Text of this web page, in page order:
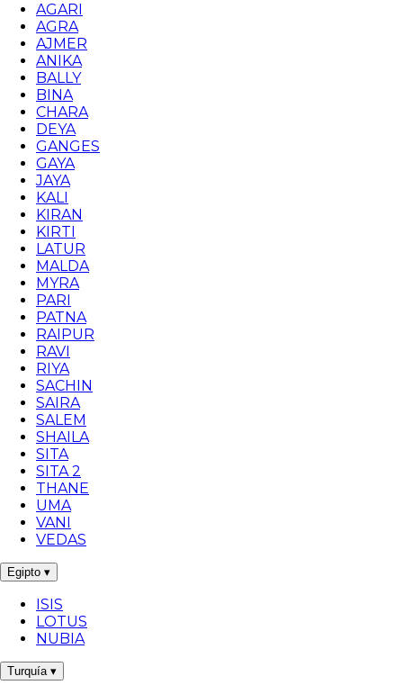
AGARI
AGRA
AJMER
ANIKA
BALLY
BINA
CHARA
DEYA
GANGES
GAYA
JAYA
KALI
KIRAN
KIRTI
LATUR
MALDA
MYRA
PARI
PATNA
RAIPUR
RAVI
RIYA
SACHIN
SAIRA
SALEM
SHAILA
SITA
SITA 2
THANE
UMA
VANI
VEDAS
Egipto ▾
ISIS
LOTUS
NUBIA
Turquía ▾